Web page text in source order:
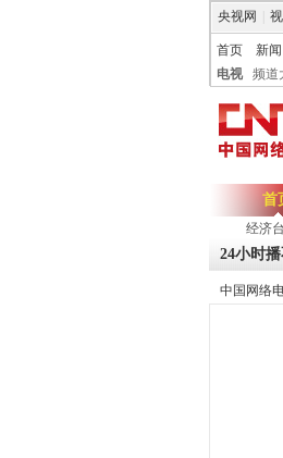
央视网
首页 新闻
电视
频道
首
经济
24小时
《环球驿站》20120125 祝福
中国网络